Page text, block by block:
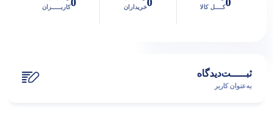
کــــل کالا
خریداران
کاربـــــران
ثبـــــت‌دیدگاه
به‌عنوان کاربر